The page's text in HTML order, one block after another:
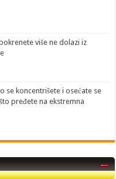
više ne dolazi iz
se koncentrišete i osećate se
pređete na ekstremna